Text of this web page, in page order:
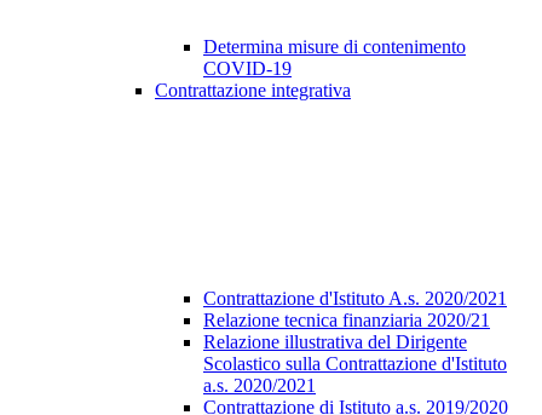
Determina misure di contenimento
COVID-19
Contrattazione integrativa
Contrattazione d'Istituto A.s. 2020/2021
Relazione tecnica finanziaria 2020/21
Relazione illustrativa del Dirigente
Scolastico sulla Contrattazione d'Istituto
a.s. 2020/2021
Contrattazione di Istituto a.s. 2019/2020